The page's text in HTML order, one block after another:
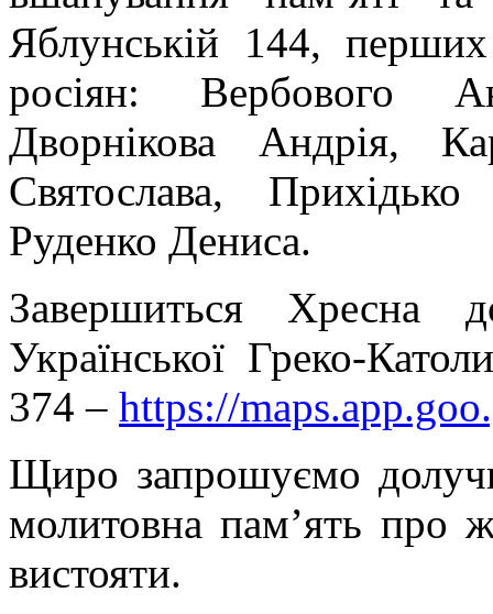
Яблунській 144,
росіян: Вербового
Дворнікова Андрія,
Святослава,
Руденко Дениса.
Завершиться Хресна
Української Греко-
374 – https://
Щиро запрошуємо
молитовна пам’ять про
вистояти.